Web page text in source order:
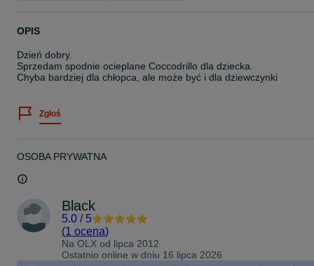
OPIS
Dzień dobry.
Sprzedam spodnie ocieplane Coccodrillo dla dziecka.
Chyba bardziej dla chłopca, ale może być i dla dziewczynki
Zgłoś
OSOBA PRYWATNA
Black
5.0 / 5
(1 ocena)
Na OLX od lipca 2012
Ostatnio online w dniu 16 lipca 2026